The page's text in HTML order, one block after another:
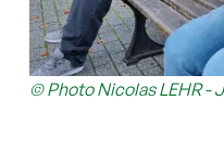
© Photo Nicolas LEHR -